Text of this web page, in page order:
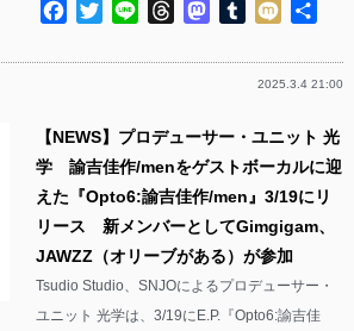
Facebook
TwitterLine ThreadsMastodon
Tumblr
Mixi
2025.3.4 21:00
【NEWS】プロデューサー・ユニット 光
学 諭吉佳作/menをゲストボーカルに迎
えた『Opto6:諭吉佳作/men』3/19にリ
リース 新メンバーとしてGimgigam、
JAWZZ（オリーブがある）が参加
Tsudio Studio、SNJOによるプロデューサー・
ユニット 光学は、3/19にE.P.『Opto6:諭吉佳